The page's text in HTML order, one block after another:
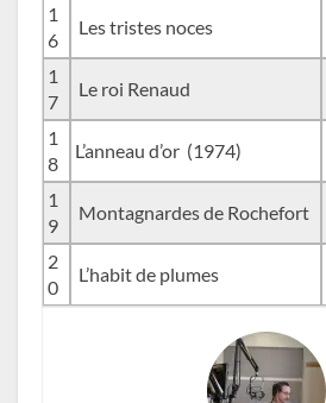
1
6
Les tristes noces
1
7
Le roi Renaud
1
8
L’anneau d’or (1974)
1
9
Montagnardes de Rochefort
2
0
L’habit de plumes